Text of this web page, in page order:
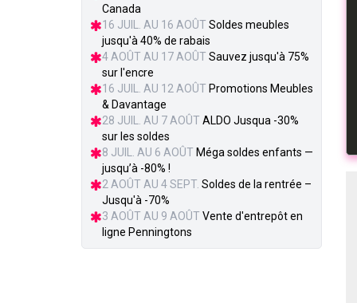
Canada
16 JUIL. AU 16 AOÛT Soldes meubles
jusqu'à 40% de rabais
4 AOÛT AU 17 AOÛT Sauvez jusqu'à 75%
sur l'encre
16 JUIL. AU 12 AOÛT Promotions Meubles
& Davantage
28 JUIL. AU 7 AOÛT ALDO Jusqua -30%
sur les soldes
8 JUIL. AU 6 AOÛT Méga soldes enfants —
jusqu’à -80% !
2 AOÛT AU 4 SEPT. Soldes de la rentrée –
Jusqu'à -70%
3 AOÛT AU 9 AOÛT Vente d'entrepôt en
ligne Penningtons